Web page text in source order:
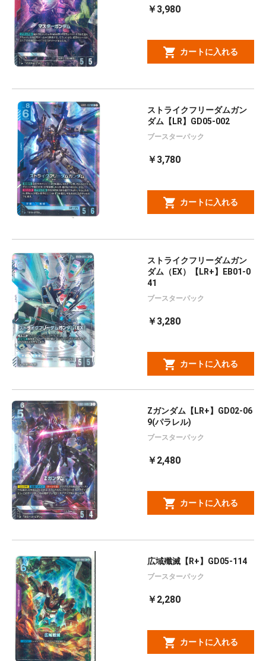
￥3,980
カートに入れる
ストライクフリーダムガン
ダム【LR】GD05-002
ブースターパック
￥3,780
カートに入れる
ストライクフリーダムガン
ダム（EX）【LR+】EB01-0
41
ブースターパック
￥3,280
カートに入れる
Zガンダム【LR+】GD02-06
9(パラレル)
ブースターパック
￥2,480
カートに入れる
広域殲滅【R+】GD05-114
ブースターパック
￥2,280
カートに入れる